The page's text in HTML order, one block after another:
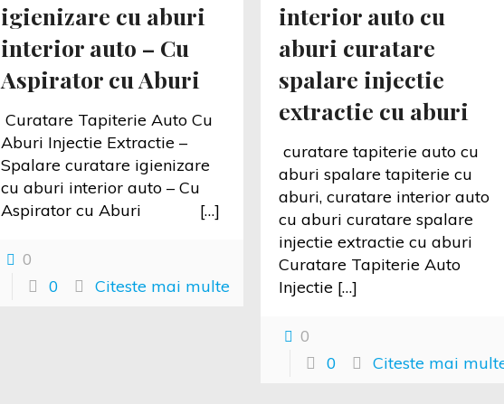
igienizare cu aburi
interior auto – Cu
Aspirator cu Aburi
Curatare Tapiterie Auto Cu
Aburi Injectie Extractie –
Spalare curatare igienizare
cu aburi interior auto – Cu
Aspirator cu Aburi
[…]
0
0
Citeste mai multe
interior auto cu
aburi curatare
spalare injectie
extractie cu aburi
curatare tapiterie auto cu
aburi spalare tapiterie cu
aburi, curatare interior auto
cu aburi curatare spalare
injectie extractie cu aburi
Curatare Tapiterie Auto
Injectie[…]
0
0
Citeste mai